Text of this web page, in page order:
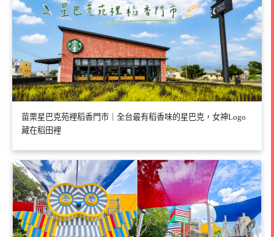
苗栗星巴克苑裡稻香門市｜全台最有稻香味的星巴克，女神Logo
藏在稻田裡